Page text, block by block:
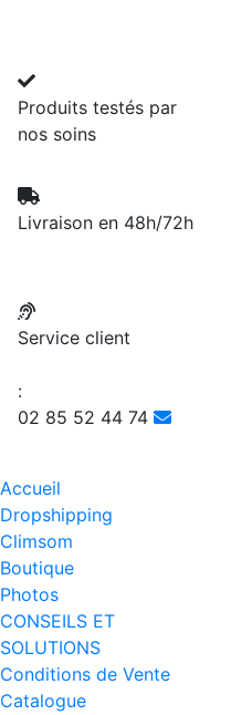
Produits testés par
nos soins
Livraison en 48h/72h
Service client
:
02 85 52 44 74
Accueil
Dropshipping
Climsom
Boutique
Photos
CONSEILS ET
SOLUTIONS
Conditions de Vente
Catalogue